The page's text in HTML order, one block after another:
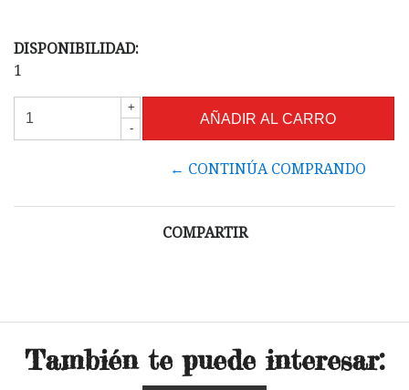
DISPONIBILIDAD:
1
+
-
← CONTINÚA COMPRANDO
COMPARTIR
También te puede interesar: